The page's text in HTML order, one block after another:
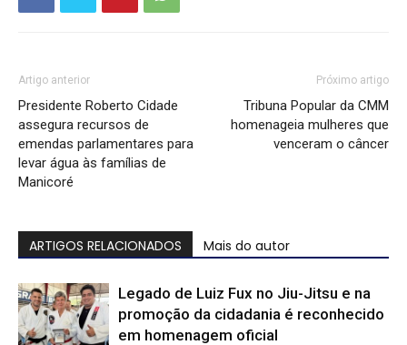
Artigo anterior
Presidente Roberto Cidade
assegura recursos de
emendas parlamentares para
levar água às famílias de
Manicoré
Próximo artigo
Tribuna Popular da CMM
homenageia mulheres que
venceram o câncer
ARTIGOS RELACIONADOS Mais do autor
Legado de Luiz Fux no Jiu-Jitsu e na
promoção da cidadania é reconhecido
em homenagem oficial